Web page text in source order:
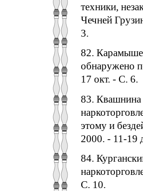
техники,
Чечней
3.
82.
обнаружено
17 окт. - С. 6.
83. Квашнина
этому и
2000. - 11-19
84.
С. 10.